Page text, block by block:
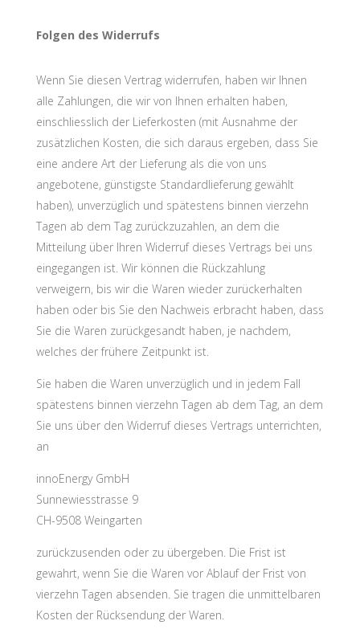
Folgen des Widerrufs
Wenn Sie diesen Vertrag widerrufen, haben wir Ihnen
alle Zahlungen, die wir von Ihnen erhalten haben,
einschliesslich der Lieferkosten (mit Ausnahme der
zusätzlichen Kosten, die sich daraus ergeben, dass Sie
eine andere Art der Lieferung als die von uns
angebotene, günstigste Standardlieferung gewählt
haben), unverzüglich und spätestens binnen vierzehn
Tagen ab dem Tag zurückzuzahlen, an dem die
Mitteilung über Ihren Widerruf dieses Vertrags bei uns
eingegangen ist. Wir können die Rückzahlung
verweigern, bis wir die Waren wieder zurückerhalten
haben oder bis Sie den Nachweis erbracht haben, dass
Sie die Waren zurückgesandt haben, je nachdem,
welches der frühere Zeitpunkt ist.
Sie haben die Waren unverzüglich und in jedem Fall
spätestens binnen vierzehn Tagen ab dem Tag, an dem
Sie uns über den Widerruf dieses Vertrags unterrichten,
an
innoEnergy GmbH
Sunnewiesstrasse 9
CH-9508 Weingarten
zurückzusenden oder zu übergeben. Die Frist ist
gewahrt, wenn Sie die Waren vor Ablauf der Frist von
vierzehn Tagen absenden. Sie tragen die unmittelbaren
Kosten der Rücksendung der Waren.